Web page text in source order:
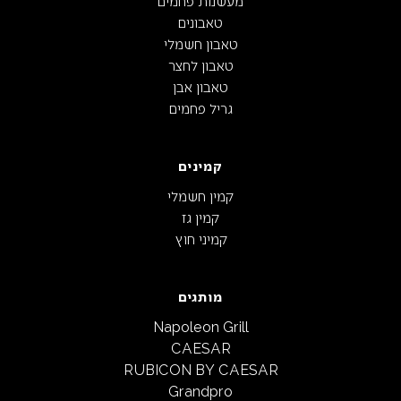
טאבונים
טאבון חשמלי
טאבון לחצר
טאבון אבן
גריל פחמים
קמינים
קמין חשמלי
קמין גז
קמיני חוץ
מותגים
Napoleon Grill
CAESAR
RUBICON BY CAESAR
Grandpro